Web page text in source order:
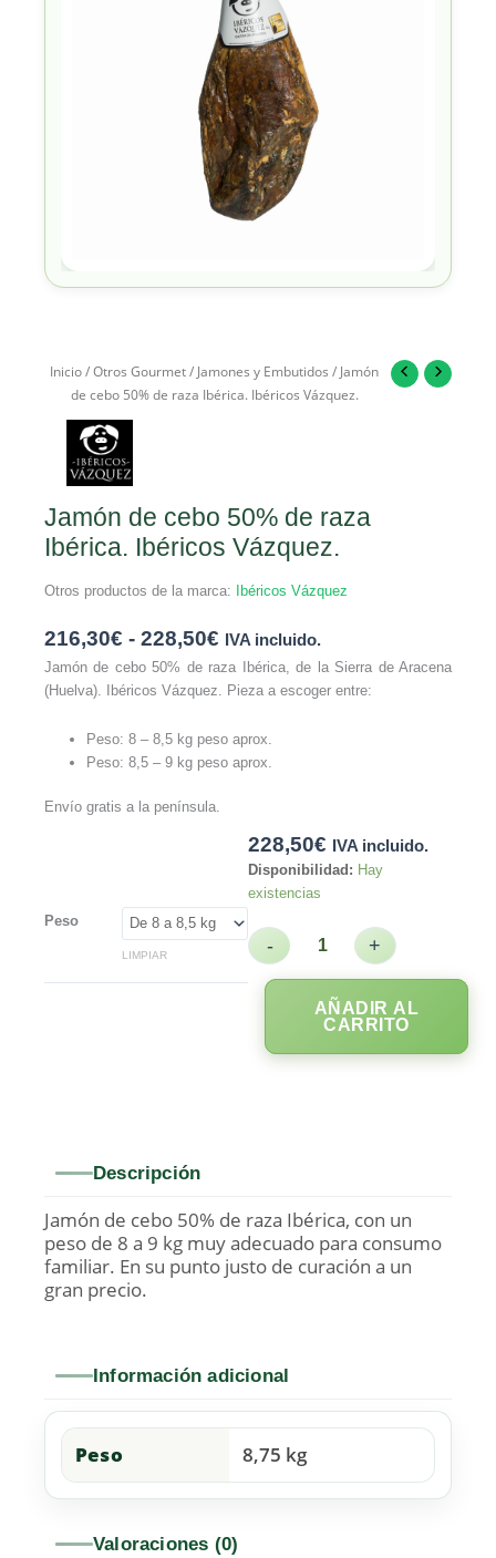
Inicio/Otros Gourmet/ Jamones y Embutidos / Jamón
de cebo 50% de raza Ibérica. Ibéricos Vázquez.
Jamón de cebo 50% de raza
Ibérica. Ibéricos Vázquez.
Otros productos de la marca: Ibéricos Vázquez
216,30€ - 228,50€ IVA incluido.
Jamón de cebo 50% de raza Ibérica, de la Sierra de Aracena
(Huelva). Ibéricos Vázquez. Pieza a escoger entre:
Peso: 8 – 8,5 kg peso aprox.
Peso: 8,5 – 9 kg peso aprox.
Envío gratis a la península.
Peso
LIMPIAR
228,50€ IVA incluido.
Disponibilidad: Hay
existencias
- +
AÑADIR AL
CARRITO
Descripción
Jamón de cebo 50% de raza Ibérica, con un
peso de 8 a 9 kg muy adecuado para consumo
familiar. En su punto justo de curación a un
gran precio.
Información adicional
Peso 8,75 kg
Valoraciones (0)